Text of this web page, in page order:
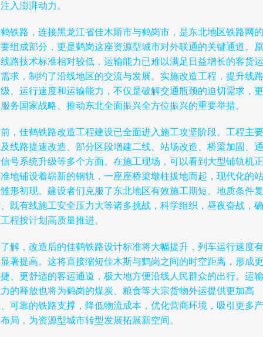
入澎湃动力。
铁路，连接黑龙江省佳木斯市与鹤岗市，是东北地区铁路网的
组成部分，更是鹤岗这座资源型城市对外联通的关键通道。原
路技术标准相对较低，运输能力已难以满足日益增长的客货运
求，制约了沿线地区的交流与发展。实施改造工程，提升线路
、运行速度和运输能力，不仅是破解交通瓶颈的迫切需求，更
务国家战略、推动东北全面振兴全方位振兴的重要举措。
，佳鹤铁路改造工程建设已全面进入施工攻坚阶段。工程主要
线路提速改造、部分区段增建二线、站场改造、桥梁加固、通
号系统升级等多个方面。在施工现场，可以看到大型铺轨机正
地铺设着崭新的钢轨，一座座桥梁墩柱拔地而起，现代化的站
形初现。建设者们克服了东北地区有效施工期短、地质条件复
既有线施工安全压力大等诸多挑战，科学组织，昼夜奋战，确
程按计划高质量推进。
解，改造后的佳鹤铁路设计标准将大幅提升，列车运行速度有
著提高。这将直接缩短佳木斯与鹤岗之间的时空距离，形成更
、更舒适的客运通道，极大地方便沿线人民群众的出行。运输
的释放也将为鹤岗的煤炭、粮食等大宗货物外运提供更加高
可靠的铁路支撑，降低物流成本，优化营商环境，吸引更多产
局，为资源型城市转型发展拓展新空间。